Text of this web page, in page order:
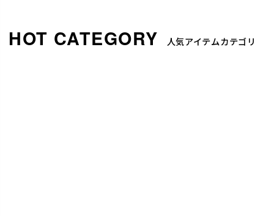
人気アイテムカテゴリ